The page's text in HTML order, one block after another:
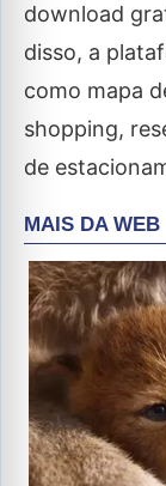
download
disso, a
como mapa
shopping,
de